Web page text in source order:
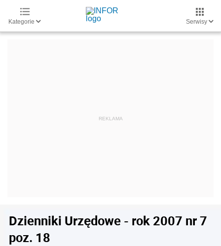
Kategorie Serwisy
Dzienniki Urzędowe - rok 2007 nr 7
poz. 18